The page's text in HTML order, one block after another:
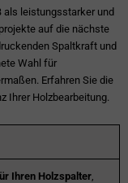
als leistungsstarker und
auf die nächste
Spaltkraft und
Wahl für
Erfahren Sie die
Ihrer Holzbearbeitung.
Ihren Holzspalter